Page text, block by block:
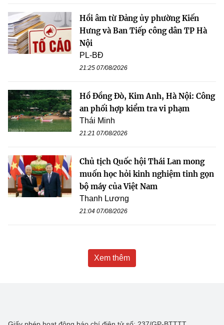
Hồi âm từ Đảng ủy phường Kiến
Hưng và Ban Tiếp công dân TP Hà
Nội
PL-BĐ
21:25 07/08/2026
Hồ Đồng Đò, Kim Anh, Hà Nội: Công
an phối hợp kiểm tra vi phạm
Thái Minh
21:21 07/08/2026
Chủ tịch Quốc hội Thái Lan mong
muốn học hỏi kinh nghiệm tinh gọn
bộ máy của Việt Nam
Thanh Lương
21:04 07/08/2026
Xem thêm